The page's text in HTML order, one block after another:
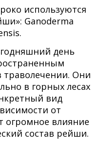
используются
Ganoderma
день
Они
в горных лесах
вид
от
огромное влияние
состав рейши.